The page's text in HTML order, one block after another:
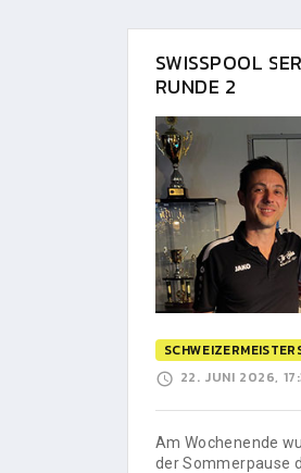
SWISSPOOL
RUNDE 2
22. JUNI 2026,
Am Wochenende
der Sommerpause